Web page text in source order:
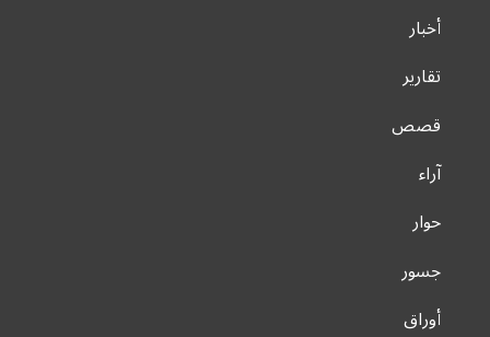
أخبار
تقارير
قصص
آراء
حوار
جسور
أوراق